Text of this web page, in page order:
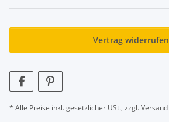
Vertrag widerrufen
* Alle Preise inkl. gesetzlicher USt., zzgl.Versand